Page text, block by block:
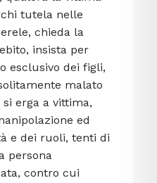
tutela nelle
chieda la
insista per
esclusivo dei figli,
malato
erga a vittima,
ed
e dei ruoli, tenti di
persona
contro cui